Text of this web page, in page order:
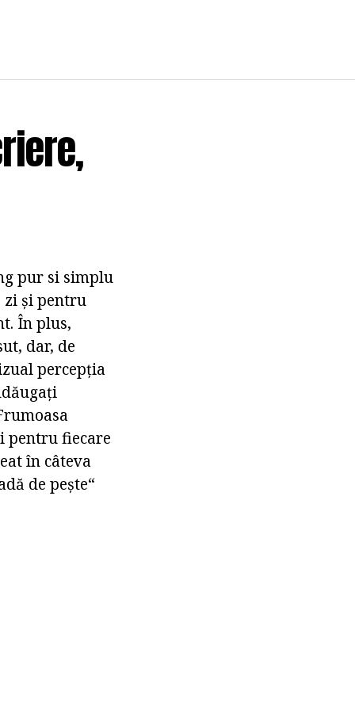
pur si simplu
zi și pentru
În plus,
dar, de
percepția
pentru fiecare
în câteva
de pește“